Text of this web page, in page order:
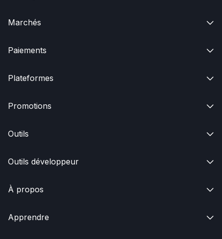
Marchés 
Paiements 
Plateformes 
Promotions 
Outils 
Outils développeur 
À propos 
Apprendre 